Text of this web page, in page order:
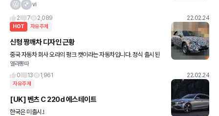
vi
2
7 2,089 22.02.24
HOT 자유주제
신형 짱깨차 디자인 근황
중국 자동차 회사 오라의 펑크 캣이라는 자동차입니다. 정식 출시된
차는 아니고 아직 개발중인 모델인데 이 디자인 어디서 많이 본 거 같
지 않으신가요? 전체적인 외관은 폭스바겐 비틀 1세대 빼박
열라뽕따
0
13 1,961 22.02.24
자유주제
[UK] 벤츠 C 220d 에스테이트
한국은 미출시.!